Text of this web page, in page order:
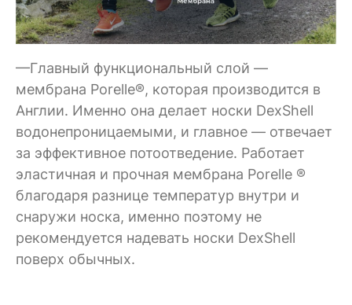
—Главный функциональный слой —
мембрана Porelle®, которая производится в
Англии. Именно она делает носки DexShell
водонепроницаемыми, и главное — отвечает
за эффективное потоотведение. Работает
эластичная и прочная мембрана Porelle ®
благодаря разнице температур внутри и
снаружи носка, именно поэтому не
рекомендуется надевать носки DexShell
поверх обычных.